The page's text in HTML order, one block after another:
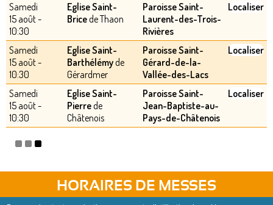
Samedi
15 août -
10:30
Eglise Saint-
Bricede Thaon
Paroisse Saint-
Laurent-des-Trois-
Rivières
Localiser
Samedi
15 août -
10:30
Eglise Saint-
Barthélémyde
Gérardmer
Paroisse Saint-
Gérard-de-la-
Vallée-des-Lacs
Localiser
Samedi
15 août -
10:30
Eglise Saint-
Pierrede
Châtenois
Paroisse Saint-
Jean-Baptiste-au-
Pays-de-Châtenois
Localiser
HORAIRES DE MESSES